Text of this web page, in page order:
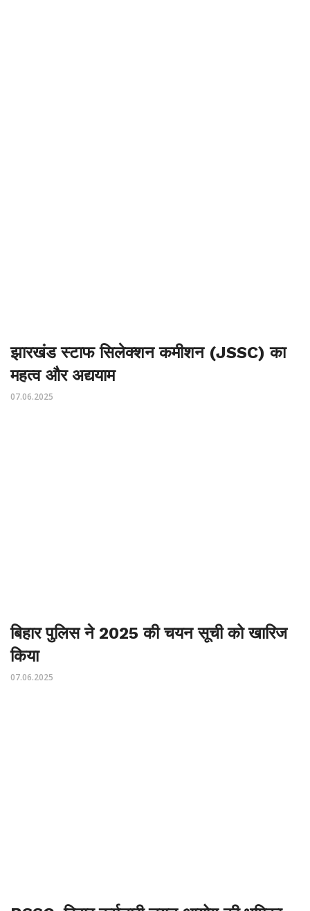
झारखंड स्टाफ सिलेक्शन कमीशन (JSSC) का
महत्व और अद्ययाम
07.06.2025
बिहार पुलिस ने 2025 की चयन सूची को खारिज
किया
07.06.2025